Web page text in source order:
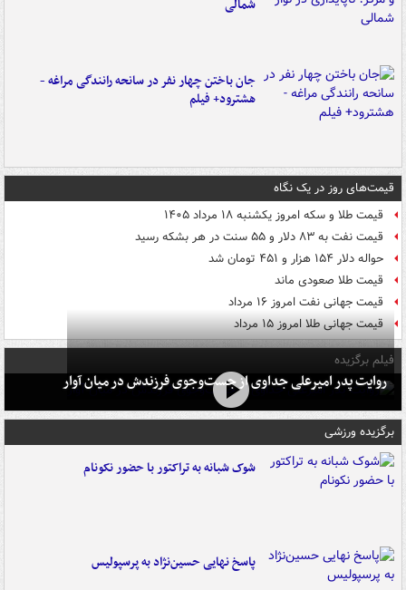
شمالی
جان باختن چهار نفر در سانحه رانندگی مراغه -
هشترود+ فیلم
قیمت‌های روز در یک نگاه
قیمت طلا و سکه امروز یکشنبه ۱۸ مرداد ۱۴۰۵
قیمت نفت به ۸۳ دلار و ۵۵ سنت در هر بشکه رسید
حواله دلار ۱۵۴ هزار و ۴۵۱ تومان شد
قیمت طلا صعودی ماند
قیمت جهانی نفت امروز ۱۶ مرداد
قیمت جهانی طلا امروز ۱۵ مرداد
فیلم برگزیده
روایت پدر امیرعلی جداوی از جست‌وجوی فرزندش در میان آوار
برگزیده ورزشی
شوک شبانه به تراکتور با حضور نکونام
پاسخ نهایی حسین‌نژاد به پرسپولیس